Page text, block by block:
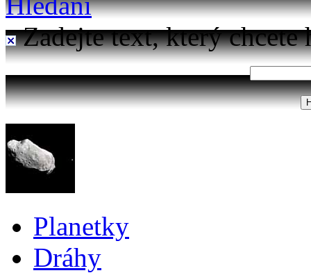
Zadejte text, který chcete
Planetky
Dráhy